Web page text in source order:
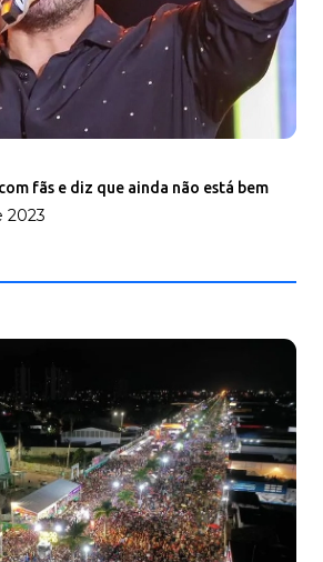
fãs e diz que ainda não está bem
2023